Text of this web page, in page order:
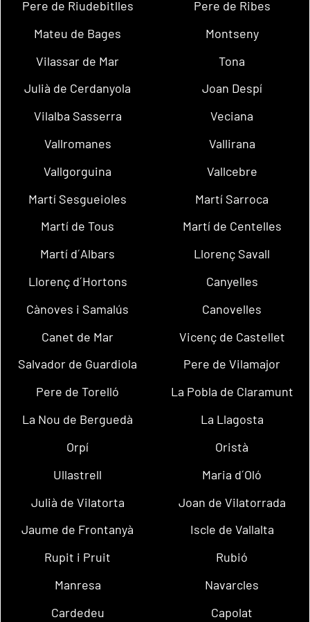
Pere de Riudebitlles
Pere de Ribes
Mateu de Bages
Montseny
Vilassar de Mar
Tona
Julià de Cerdanyola
Joan Despí
Vilalba Sasserra
Veciana
Vallromanes
Vallirana
Vallgorguina
Vallcebre
Martí Sesgueioles
Martí Sarroca
Martí de Tous
Martí de Centelles
Martí d´Albars
Llorenç Savall
Llorenç d´Hortons
Canyelles
Cànoves i Samalús
Canovelles
Canet de Mar
Vicenç de Castellet
Salvador de Guardiola
Pere de Vilamajor
Pere de Torelló
La Pobla de Claramunt
La Nou de Berguedà
La Llagosta
Orpí
Oristà
Ullastrell
Maria d´Oló
Julià de Vilatorta
Joan de Vilatorrada
Jaume de Frontanyà
Iscle de Vallalta
Rupit i Pruit
Rubió
Manresa
Navarcles
Cardedeu
Capolat